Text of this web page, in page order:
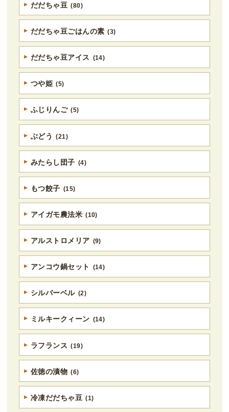
だだちゃ豆 (80)
だだちゃ豆ごはんの素 (3)
だだちゃ豆アイス (14)
つや姫 (5)
ふじりんご (5)
ぶどう (21)
みたらし団子 (4)
もつ餃子 (15)
アイガモ農法米 (10)
アルストロメリア (9)
アンコウ鍋セット (14)
シルバーベル (2)
ミルキークィーン (14)
ラフランス (19)
佐徳の漬物 (6)
冷凍だだちゃ豆 (1)